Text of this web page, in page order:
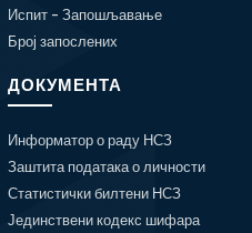
Испит - Запошљавање
Број запослених
ДОКУМЕНТА
Информатор о раду НСЗ
Заштита података о личности
Статистички билтени НСЗ
Јединствени кодекс шифара